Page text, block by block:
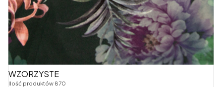
WZORZYSTE
Ilość produktów 870